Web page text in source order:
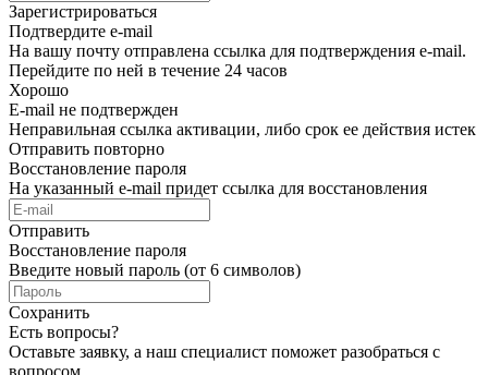
Зарегистрироваться
Подтвердите e-mail
На вашу почту отправлена ссылка для подтверждения e-mail.
Перейдите по ней в течение 24 часов
Хорошо
E-mail не подтвержден
Неправильная ссылка активации, либо срок ее действия истек
Отправить повторно
Восстановление пароля
На указанный e-mail придет ссылка для восстановления
Отправить
Восстановление пароля
Введите новый пароль (от 6 символов)
Сохранить
Есть вопросы?
Оставьте заявку, а наш специалист поможет разобраться с
вопросом